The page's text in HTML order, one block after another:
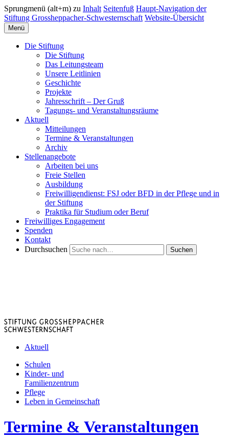
Sprungmenü (alt+m) zu Inhalt Seitenfuß Haupt-Navigation der
Stiftung Grossheppacher-Schwesternschaft Website-Übersicht
Menü
Die Stiftung
Die Stiftung
Das Leitungsteam
Unsere Leitlinien
Geschichte
Projekte
Jahresschrift – Der Gruß
Tagungs- und Veranstaltungsräume
Aktuell
Mitteilungen
Termine & Veranstaltungen
Archiv
Stellenangebote
Arbeiten bei uns
Freie Stellen
Ausbildung
Freiwilligendienst: FSJ oder BFD in der Pflege und in
der Stiftung
Praktika für Studium oder Beruf
Freiwilliges Engagement
Spenden
Kontakt
Durchsuchen
Suchen
Aktuell
Schulen
Kinder- und
Familienzentrum
Pflege
Leben in Gemeinschaft
Termine & Veranstaltungen